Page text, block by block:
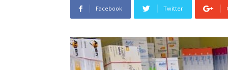
Facebook Twitter